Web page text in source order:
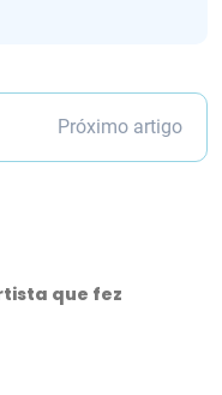
Próximo artigo
que fez